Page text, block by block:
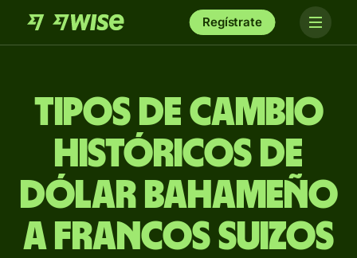
Regístrate
Tipos de Cambio
Históricos de
dólar bahameño
a francos suizos